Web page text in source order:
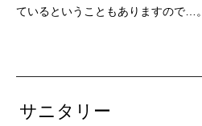
ているということもありますので…。
サニタリー